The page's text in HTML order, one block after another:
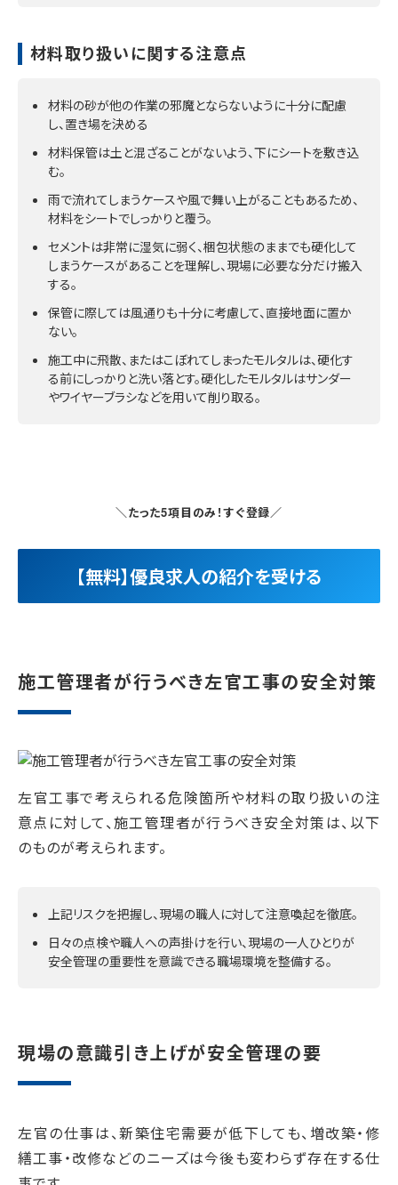
材料取り扱いに関する注意点
材料の砂が他の作業の邪魔とならないように十分に配慮
し、置き場を決める
材料保管は土と混ざることがないよう、下にシートを敷き込
む。
雨で流れてしまうケースや風で舞い上がることもあるため、
材料をシートでしっかりと覆う。
セメントは非常に湿気に弱く、梱包状態のままでも硬化して
しまうケースがあることを理解し、現場に必要な分だけ搬入
する。
保管に際しては風通りも十分に考慮して、直接地面に置か
ない。
施工中に飛散、またはこぼれてしまったモルタルは、硬化す
る前にしっかりと洗い落とす。硬化したモルタルはサンダー
やワイヤーブラシなどを用いて削り取る。
＼たった5項目のみ！すぐ登録／
【無料】優良求人の紹介を受ける
施工管理者が行うべき左官工事の安全対策
左官工事で考えられる危険箇所や材料の取り扱いの注
意点に対して、施工管理者が行うべき安全対策は、以下
のものが考えられます。
上記リスクを把握し、現場の職人に対して注意喚起を徹底。
日々の点検や職人への声掛けを行い、現場の一人ひとりが
安全管理の重要性を意識できる職場環境を整備する。
現場の意識引き上げが安全管理の要
左官の仕事は、新築住宅需要が低下しても、増改築・修
繕工事・改修などのニーズは今後も変わらず存在する仕